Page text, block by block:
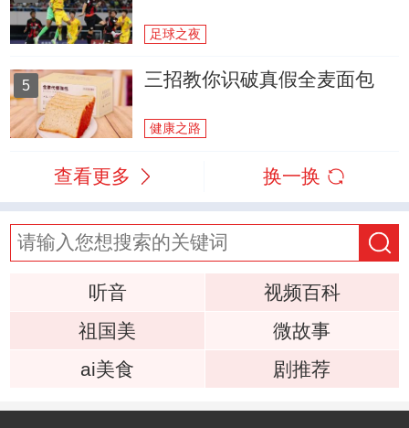
足球之夜
5 三招教你识破真假全麦面包
健康之路
查看更多 换一换
听音
视频百科
祖国美
微故事
ai美食
剧推荐